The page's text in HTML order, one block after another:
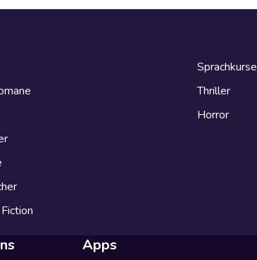
Sprachkurse
Thriller
Horror
Apps